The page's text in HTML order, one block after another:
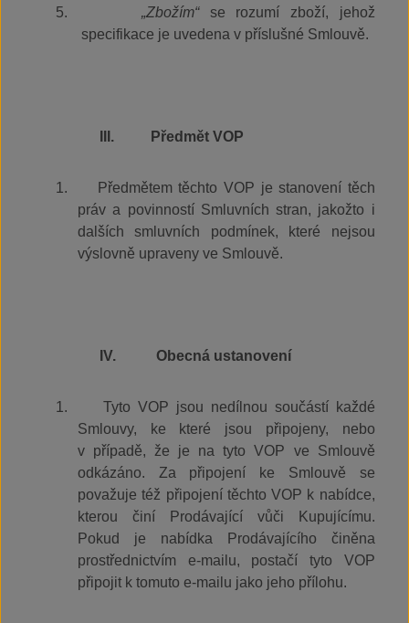
5. „Zbožím“se rozumí zboží, jehož
specifikace je uvedena v příslušné Smlouvě.
III. Předmět VOP
1.
Předmětem těchto VOP je stanovení těch
práv a povinností Smluvních stran, jakožto i
dalších smluvních podmínek, které nejsou
výslovně upraveny ve Smlouvě.
IV. Obecná ustanovení
1.
Tyto VOP jsou nedílnou součástí každé
Smlouvy, ke které jsou připojeny, nebo
v případě, že je na tyto VOP ve Smlouvě
odkázáno. Za připojení ke Smlouvě se
považuje též připojení těchto VOP k nabídce,
kterou činí Prodávající vůči Kupujícímu.
Pokud je nabídka Prodávajícího činěna
prostřednictvím e‑mailu, postačí tyto VOP
připojit k tomuto e-mailu jako jeho přílohu.